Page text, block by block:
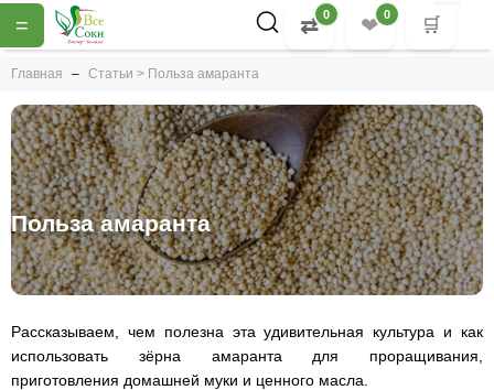
= ⇄ 0 ❤ 0 🛒
Главная Статьи > Польза амаранта
Польза амаранта
Рассказываем, чем полезна эта удивительная культура и как
использовать зёрна амаранта для проращивания,
приготовления домашней муки и ценного масла.